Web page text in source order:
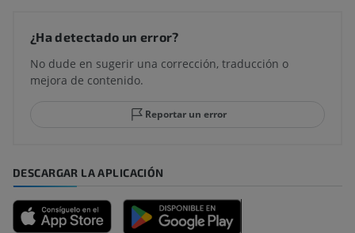
¿Ha detectado un error?
No dude en sugerir una corrección, traducción o
mejora de contenido.
Reportar un error
DESCARGAR LA APLICACIÓN